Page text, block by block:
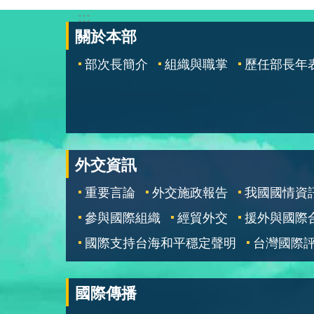
:::
關於本部
部次長簡介 組織與職掌 歷任部長年
外交資訊
重要言論 外交施政報告
我國國情資
參與國際組織
經貿外交
援外與國際
國際支持台海和平穩定聲明
台灣國際
國際傳播